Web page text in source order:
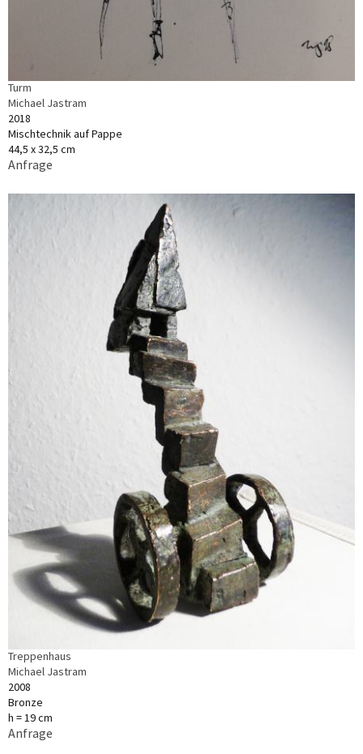
Turm
Michael Jastram
2018
Mischtechnik auf Pappe
44,5 x 32,5 cm
Anfrage
Treppenhaus
Michael Jastram
2008
Bronze
h = 19 cm
Anfrage